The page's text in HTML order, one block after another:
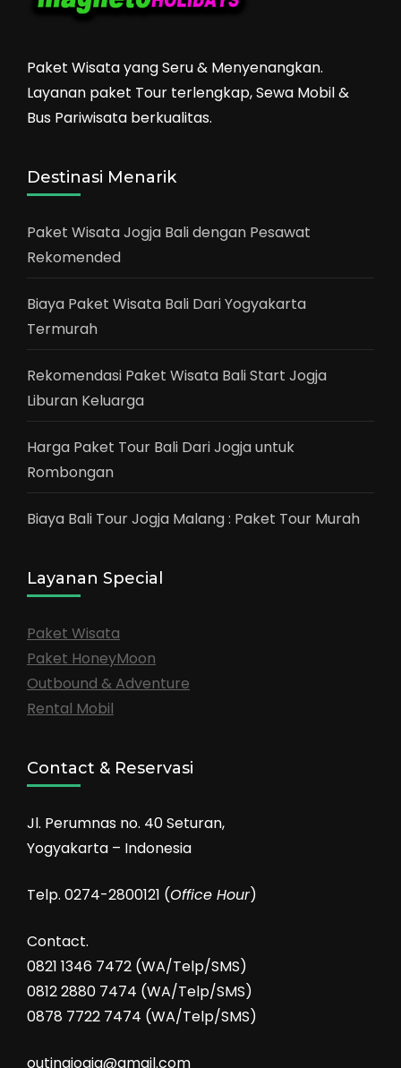
Paket Wisata yang Seru & Menyenangkan.
Layanan paket Tour terlengkap, Sewa Mobil &
Bus Pariwisata berkualitas.
Destinasi Menarik
Paket Wisata Jogja Bali dengan Pesawat
Rekomended
Biaya Paket Wisata Bali Dari Yogyakarta
Termurah
Rekomendasi Paket Wisata Bali Start Jogja
Liburan Keluarga
Harga Paket Tour Bali Dari Jogja untuk
Rombongan
Biaya Bali Tour Jogja Malang : Paket Tour Murah
Layanan Special
Paket Wisata
Paket HoneyMoon
Outbound & Adventure
Rental Mobil
Contact & Reservasi
Jl. Perumnas no. 40 Seturan,
Yogyakarta – Indonesia
Telp. 0274-2800121 (Office Hour)
Contact.
0821 1346 7472 (WA/Telp/SMS)
0812 2880 7474 (WA/Telp/SMS)
0878 7722 7474 (WA/Telp/SMS)
outingjogja@gmail.com